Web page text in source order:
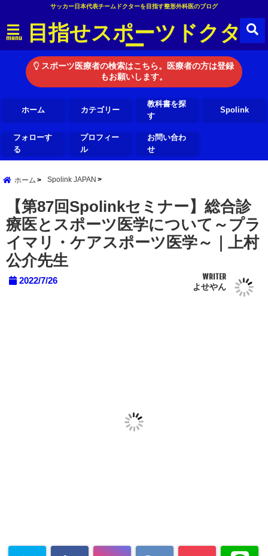
サッカー日本代表チームドクターを目指す整形外科医のブログ
menu 目指せスポーツドクタ
ー
スポーツ医療者の検索はこちら。医療者の方は登録
もお願いします。
ホーム カテゴリー
教科書を探
す
Spolink
フォローす
る
プロフィー
ル
お問い合わ
せ
ホーム Spolink JAPAN
【第87回Spolinkセミナー】総合診
療医とスポーツ医学について～プラ
イマリ・ケアスポーツ医学～｜上村
公介先生
2022/7/26 WRITER
よせやん